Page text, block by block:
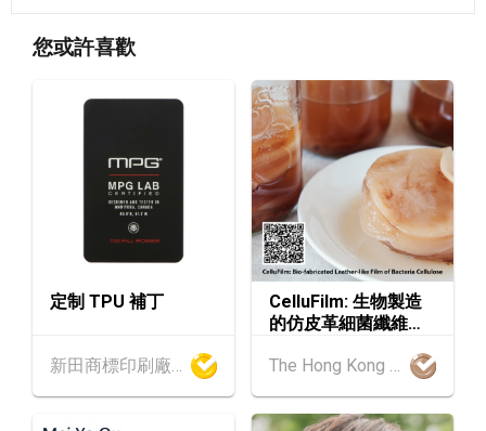
13-15
香港
香港貿發局香港國際茶展 2026 (香港會議展覽
13.08.2026 - 15.08.2026
國際現代化中醫藥及健康產品會議 2026 (香港
會議展覽中心)
香港
13.08.2026 - 17.08.2026
香港貿發局美與健生活博覽 2026 (香港會議展
覽中心)
13-17
香港
13.08.2026 - 17.08.2026
香港貿發局美食博覽 2026 (香港會議展覽中心)
13-17
13.08.2026 - 17.08.2026
香港貿發局家電‧家居‧博覽 2026 (香港會議展
您或許喜歡
定制 TPU 補丁
新田商標印刷廠有限公司
CelluFilm: 生物製造
的仿皮革細菌纖維素
The Hong Kong Research Institute of Textiles and Apparel Limited